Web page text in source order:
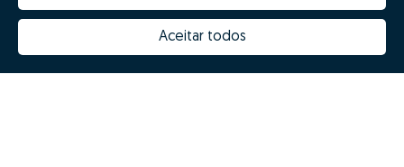
Why choose Zome Hubs Zome
Aceitar todos